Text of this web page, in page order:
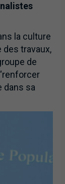
la culture
des travaux,
de
dans sa